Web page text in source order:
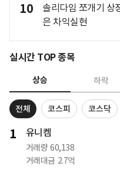
10
솔리다임 쪼개기 상
은 차익실현
실시간 TOP 종목
상승 하락
전체 코스피 코스닥
1 유니켐
거래량 60,138
거래대금 2.7억